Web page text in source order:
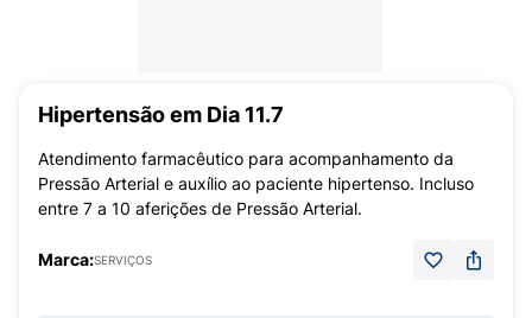
Hipertensão em Dia 11.7
Atendimento farmacêutico para acompanhamento da
Pressão Arterial e auxílio ao paciente hipertenso. Incluso
entre 7 a 10 aferições de Pressão Arterial.
Marca:SERVIÇOS